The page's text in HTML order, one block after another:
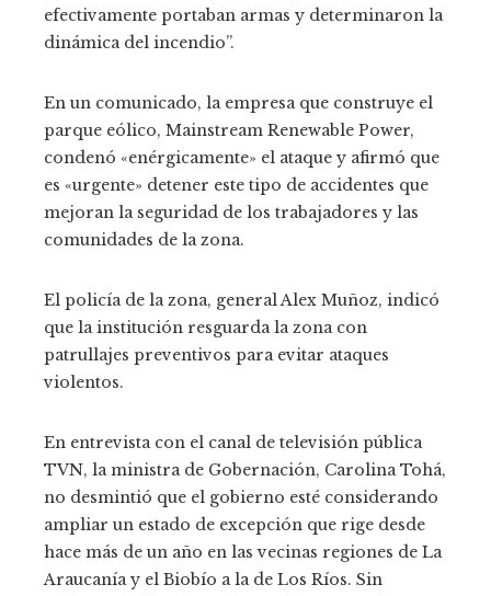
efectivamente portaban armas y determinaron la
dinámica del incendio”.
En un comunicado, la empresa que construye el
parque eólico, Mainstream Renewable Power,
condenó «enérgicamente» el ataque y afirmó que
es «urgente» detener este tipo de accidentes que
mejoran la seguridad de los trabajadores y las
comunidades de la zona.
El policía de la zona, general Alex Muñoz, indicó
que la institución resguarda la zona con
patrullajes preventivos para evitar ataques
violentos.
En entrevista con el canal de televisión pública
TVN, la ministra de Gobernación, Carolina Tohá,
no desmintió que el gobierno esté considerando
ampliar un estado de excepción que rige desde
hace más de un año en las vecinas regiones de La
Araucanía y el Biobío a la de Los Ríos. Sin